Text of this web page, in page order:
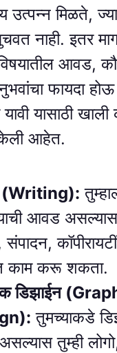
उत्पन्न मिळते,
नाही. इतर
आवड,
फायदा
यासाठी खाली
आहेत.
आवड
काम करू शकता.
डिझाईन
तुमच्याकडे
तुम्ही